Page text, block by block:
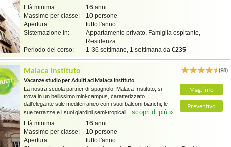
Età minima:
16 anni
Massimo per classe:
10 persone
Apertura:
tutto l'anno
Sistemazione in:
Appartamento privato, Famiglia ospitante,
Residenza
Periodo del corso:
1-36 settimane, 1 settimana da €235
Malaca Instituto
(98)
Vacanze studio per Adulti ad Malaca Instituto
Mag. info
Preventivo
La nostra scuola partner di spagnolo, Malaca Instituto, si
trova in un bellissimo mini-campus, caratterizzato
dall'elegante stile mediterraneo con i suoi balconi bianchi, le
sue terrazze e i suoi giardini semi-tropicali.
scopri di più »
Età minima:
16 anni
Massimo per classe:
10 persone
Apertura:
tutto l'anno